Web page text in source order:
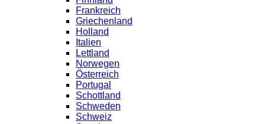
Frankreich
Griechenland
Holland
Italien
Lettland
Norwegen
Österreich
Portugal
Schottland
Schweden
Schweiz